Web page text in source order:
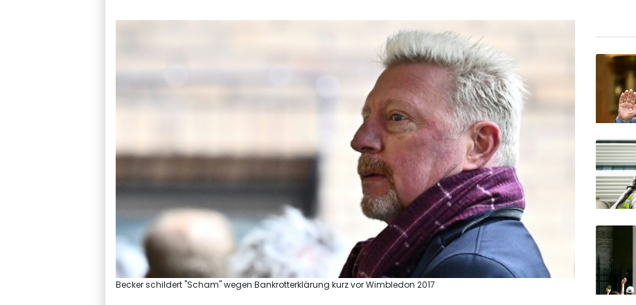
Becker schildert "Scham" wegen Bankrotterklärung kurz vor Wimbledon 2017